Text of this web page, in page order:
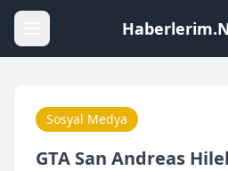
Sosyal Medya
GTA San Andreas